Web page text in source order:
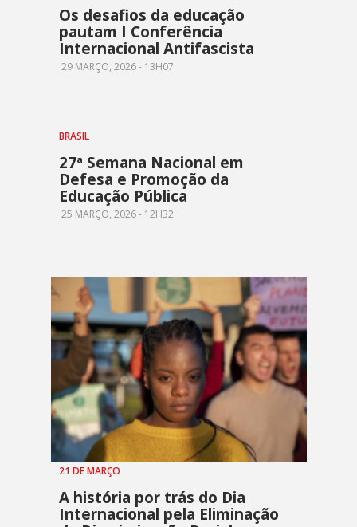
Os desafios da educação
pautam I Conferência
Internacional Antifascista
29 MARÇO, 2026 - 13H07
BRASIL
27ª Semana Nacional em
Defesa e Promoção da
Educação Pública
25 MARÇO, 2026 - 12H32
21 DE MARÇO
A história por trás do Dia
Internacional pela Eliminação